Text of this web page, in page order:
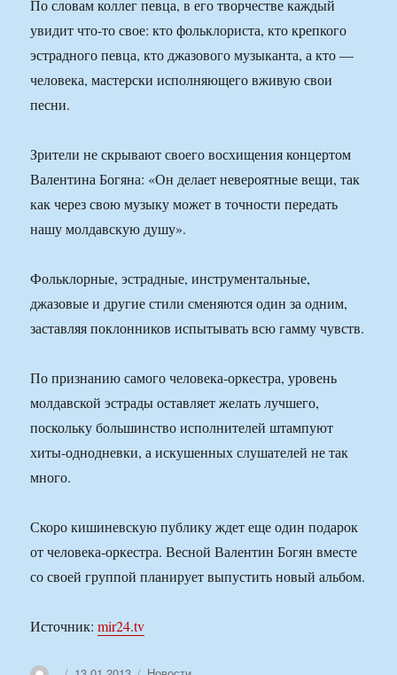
По словам коллег певца, в его творчестве каждый
увидит что-то свое: кто фольклориста, кто крепкого
эстрадного певца, кто джазового музыканта, а кто —
человека, мастерски исполняющего вживую свои
песни.
Зрители не скрывают своего восхищения концертом
Валентина Богяна: «Он делает невероятные вещи, так
как через свою музыку может в точности передать
нашу молдавскую душу».
Фольклорные, эстрадные, инструментальные,
джазовые и другие стили сменяются один за одним,
заставляя поклонников испытывать всю гамму чувств.
По признанию самого человека-оркестра, уровень
молдавской эстрады оставляет желать лучшего,
поскольку большинство исполнителей штампуют
хиты-однодневки, а искушенных слушателей не так
много.
Скоро кишиневскую публику ждет еще один подарок
от человека-оркестра. Весной Валентин Богян вместе
со своей группой планирует выпустить новый альбом.
Источник:mir24.tv